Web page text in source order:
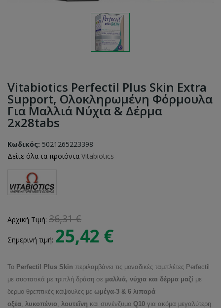
Vitabiotics Perfectil Plus Skin Extra
Support, Ολοκληρωμένη Φόρμουλα
Για Μαλλιά Νύχια & Δέρμα
2x28tabs
Κωδικός: 5021265223398
Δείτε όλα τα προϊόντα Vitabiotics
Αρχική Τιμή: 36,31 €
Σημερινή τιμή: 25,42 €
Το Perfectil Plus Skin περιλαμβάνει τις μοναδικές ταμπλέτες Perfectil
με συστατικά με τριπλή δράση σε μαλλιά, νύχια και δέρμα μαζί με
δερμο-θρεπτικές κάψουλες με ωμέγα-3 & 6 λιπαρά
οξέα λυκοπένιο λουτεΐνη και συνένζυμο Q10 για ακόμα μεγαλύτερη